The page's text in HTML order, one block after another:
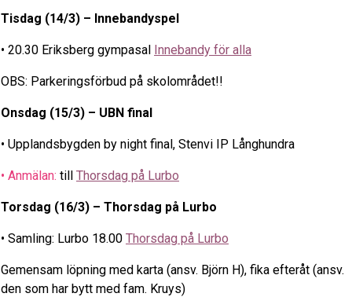
Tisdag (14/3) – Innebandyspel
• 20.30 Eriksberg gympasal Innebandy för alla
OBS: Parkeringsförbud på skolområdet!!
Onsdag (15/3) – UBN final
• Upplandsbygden by night final, Stenvi IP Långhundra
• Anmälan: till Thorsdag på Lurbo
Torsdag (16/3) – Thorsdag på Lurbo
• Samling: Lurbo 18.00 Thorsdag på Lurbo
Gemensam löpning med karta (ansv. Björn H), fika efteråt (ansv.
den som har bytt med fam. Kruys)